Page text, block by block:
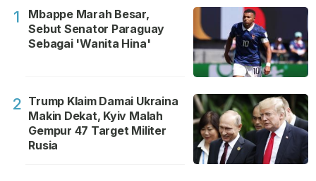
1
Mbappe Marah Besar,
Sebut Senator Paraguay
Sebagai 'Wanita Hina'
2 Trump Klaim Damai Ukraina
Makin Dekat, Kyiv Malah
Gempur 47 Target Militer
Rusia